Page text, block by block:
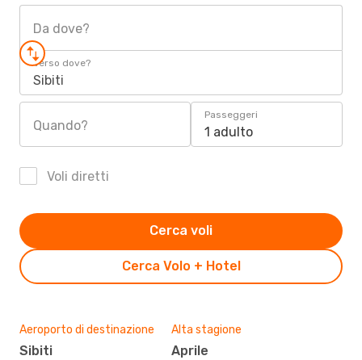
Da dove?
Verso dove?
Sibiti
Quando?
Passeggeri
1 adulto
Voli diretti
Cerca Volo + Hotel
Cerca voli
Aeroporto di destinazione
Sibiti
Alta stagione
aprile